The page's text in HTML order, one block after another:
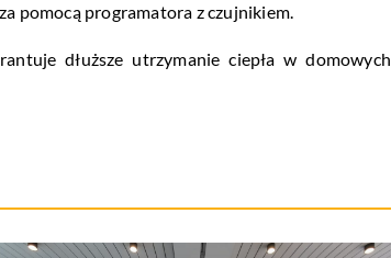
pomocą programatora z czujnikiem.
dłuższe utrzymanie ciepła w domowych